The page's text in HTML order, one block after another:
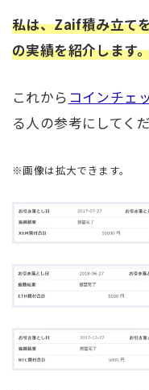
私は、Zaif積み立て
の実績を紹介します
これから コインチェ
る人の参考にしてくだ
※画像は拡大できます。